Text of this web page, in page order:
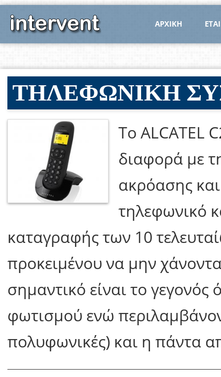
ΤΗΛΕΦΩΝΙΚΗ
To ALCATEL
διαφορά με
ακρόασης
τηλεφωνικό
καταγραφής των 10
προκειμένου να μην
σημαντικό είναι το γεγονός
φωτισμού ενώ
πολυφωνικές) και η πάντα
ΑΡΧΙΚΗ